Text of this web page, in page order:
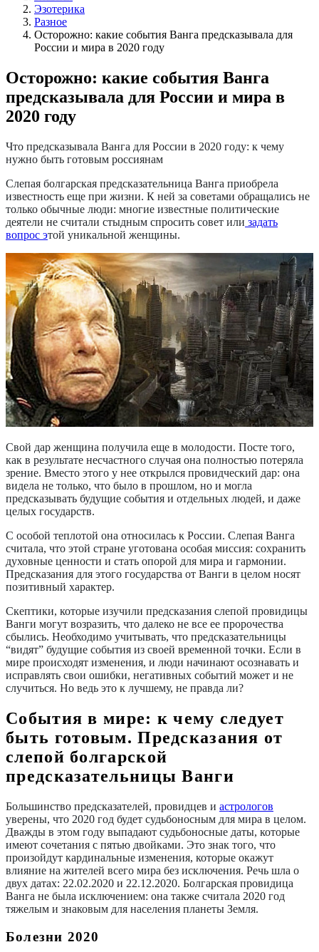
Эзотерика
Разное
Осторожно: какие события Ванга предсказывала для
России и мира в 2020 году
Осторожно: какие события Ванга
предсказывала для России и мира в
2020 году
Что предсказывала Ванга для России в 2020 году: к чему
нужно быть готовым россиянам
Слепая болгарская предсказательница Ванга приобрела
известность еще при жизни. К ней за советами обращались не
только обычные люди: многие известные политические
деятели не считали стыдным спросить совет или задать
вопрос этой уникальной женщины.
Свой дар женщина получила еще в молодости. Посте того,
как в результате несчастного случая она полностью потеряла
зрение. Вместо этого у нее открылся провидческий дар: она
видела не только, что было в прошлом, но и могла
предсказывать будущие события и отдельных людей, и даже
целых государств.
С особой теплотой она относилась к России. Слепая Ванга
считала, что этой стране уготована особая миссия: сохранить
духовные ценности и стать опорой для мира и гармонии.
Предсказания для этого государства от Ванги в целом носят
позитивный характер.
Скептики, которые изучили предсказания слепой провидицы
Ванги могут возразить, что далеко не все ее пророчества
сбылись. Необходимо учитывать, что предсказательницы
“видят” будущие события из своей временной точки. Если в
мире происходят изменения, и люди начинают осознавать и
исправлять свои ошибки, негативных событий может и не
случиться. Но ведь это к лучшему, не правда ли?
События в мире: к чему следует
быть готовым. Предсказания от
слепой болгарской
предсказательницы Ванги
Большинство предсказателей, провидцев и астрологов
уверены, что 2020 год будет судьбоносным для мира в целом.
Дважды в этом году выпадают судьбоносные даты, которые
имеют сочетания с пятью двойками. Это знак того, что
произойдут кардинальные изменения, которые окажут
влияние на жителей всего мира без исключения. Речь шла о
двух датах: 22.02.2020 и 22.12.2020. Болгарская провидица
Ванга не была исключением: она также считала 2020 год
тяжелым и знаковым для населения планеты Земля.
Болезни 2020